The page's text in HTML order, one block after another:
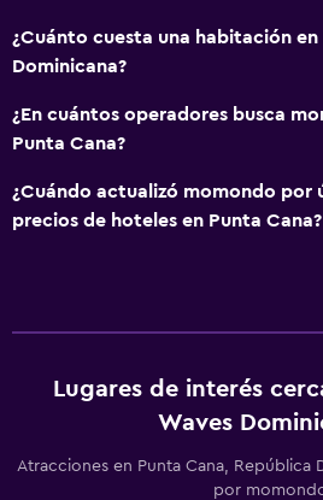
Ideal para familias
Cuna/cama nido disponibles
Buffet infantil
Club infantil
Casino
Entretenimiento nocturno
¿Cuánto cuesta una habitación
Dominicana?
¿En cuántos operadores busca
Punta Cana?
¿Cuándo actualizó momondo por
precios de hoteles en Punta Cana?
Lugares de interés
Waves
Atracciones en Punta Cana, República
por